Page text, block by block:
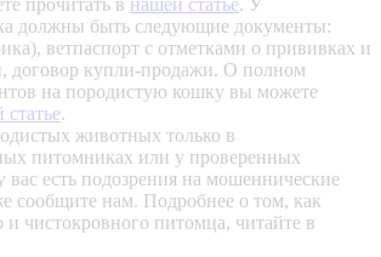
прочитать в нашей статье. У
должны быть следующие документы:
ветпаспорт с отметками о прививках и
договор купли-продажи. О полном
на породистую кошку вы можете
статье.
животных только в
питомниках или у проверенных
вас есть подозрения на мошеннические
сообщите нам. Подробнее о том, как
и чистокровного питомца, читайте в